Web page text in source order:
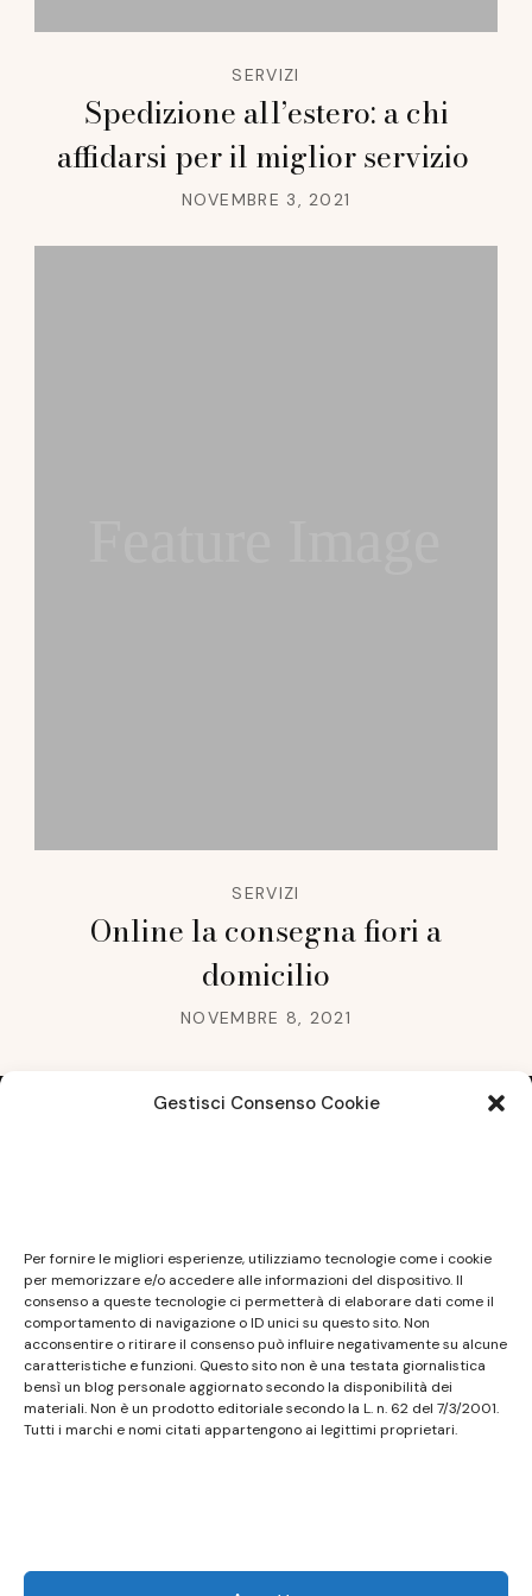
Gestisci Consenso Cookie
Per fornire le migliori esperienze, utilizziamo tecnologie come i cookie
per memorizzare e/o accedere alle informazioni del dispositivo. Il
consenso a queste tecnologie ci permetterà di elaborare dati come il
comportamento di navigazione o ID unici su questo sito. Non
acconsentire o ritirare il consenso può influire negativamente su alcune
caratteristiche e funzioni. Questo sito non è una testata giornalistica
bensì un blog personale aggiornato secondo la disponibilità dei
materiali. Non è un prodotto editoriale secondo la L. n. 62 del 7/3/2001.
Tutti i marchi e nomi citati appartengono ai legittimi proprietari.
SERVIZI
Spedizione all’estero: a chi
affidarsi per il miglior servizio
NOVEMBRE 3, 2021
SERVIZI
Online la consegna fiori a
domicilio
NOVEMBRE 8, 2021
non ha carattere periodico essendo aggiornato
secondo la disponibilità e la reperibilità dei materiali.
Pertanto non può essere considerato in alcun modo
un prodotto editoriale ai sensi della L. n. 62 del
7/3/2001. Tutti i marchi riportati appartengono ai
legittimi proprietari; marchi di terzi, nomi di prodotti,